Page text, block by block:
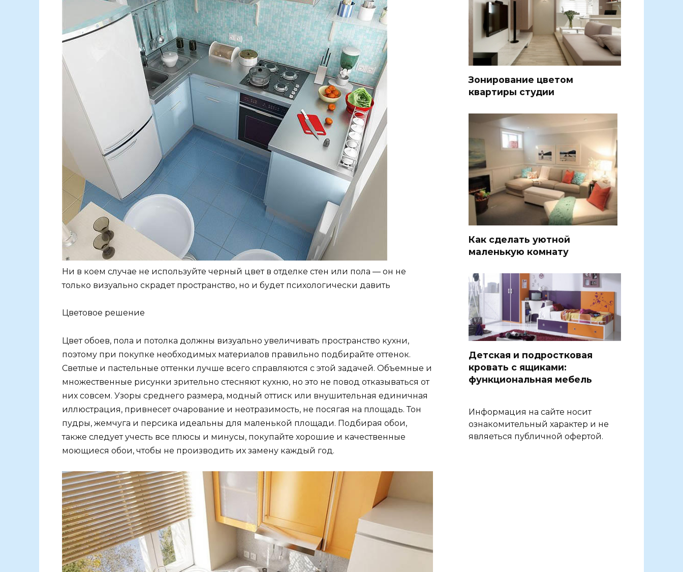
Ни в коем случае не используйте черный цвет в отделке стен или пола — он не
только визуально скрадет пространство, но и будет психологически давить
Цветовое решение
Цвет обоев, пола и потолка должны визуально увеличивать пространство кухни,
поэтому при покупке необходимых материалов правильно подбирайте оттенок.
Светлые и пастельные оттенки лучше всего справляются с этой задачей. Объемные и
множественные рисунки зрительно стесняют кухню, но это не повод отказываться от
них совсем. Узоры среднего размера, модный оттиск или внушительная единичная
иллюстрация, привнесет очарование и неотразимость, не посягая на площадь. Тон
пудры, жемчуга и персика идеальны для маленькой площади. Подбирая обои,
также следует учесть все плюсы и минусы, покупайте хорошие и качественные
моющиеся обои, чтобы не производить их замену каждый год.
Зонирование цветом
квартиры студии
Как сделать уютной
маленькую комнату
Детская и подростковая
кровать с ящиками:
функциональная мебель
Информация на сайте носит
ознакомительный характер и не
являеться публичной офертой.